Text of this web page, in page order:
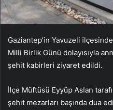
Gaziantep’in Yavuzeli
Milli Birlik Günü dolayısıyla
şehit kabirleri ziyaret edildi.
İlçe Müftüsü Eyyüp Aslan
şehit mezarları başında dua